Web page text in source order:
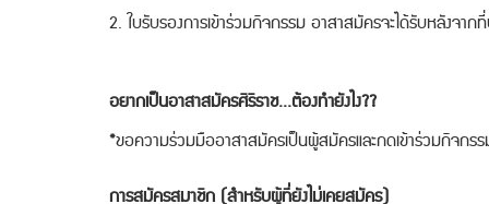
2. ใบรับรองการเข้าร่วมกิจกรรม อาสาสมัครจะได้รับหลังจ
อยากเป็นอาสาสมัครศิริราช...ต้องทำยังไง??
​*ขอความร่วมมืออาสาสมัครเป็นผู้สมัครและกดเข้าร่วมกิจกร
การสมัครสมาชิก (สำหรับผู้ที่ยังไม่เคยสมัคร)